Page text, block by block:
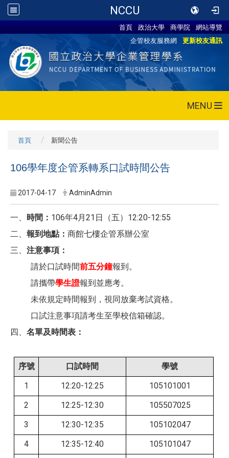
NCCU
首頁 政治大學 商學院
網站導覽
企管校友服務網
更新校友通訊
MENU
首頁 新聞公告
106學年度企管系轉系口試時間公告
2017-04-17 AdminAdmin
一、 時間： 106年4月21日（五）12:20-12:55
二、 報到地點： 商館七樓企管系辦公室
三、 注意事項：
請於口試時間前五分鐘報到。
請攜帶學生證報到並應考。
未依規定時間報到，視同放棄考試資格。
口試注意事項請考生至學校信箱確認。
四、 名單及時間表：
序號 口試時間
學號
1
12:20-12:25
105101001
2
12:25-12:30
105507025
3
12:30-12:35
105102047
4
12:35-12:40 105101047